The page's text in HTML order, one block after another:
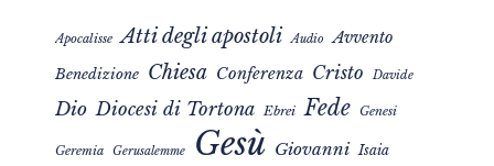
Apocalisse Atti degli apostoli Audio Avvento
Benedizione Chiesa Conferenza Cristo Davide
Dio Diocesi di Tortona Ebrei Fede Genesi
Geremia Gerusalemme Gesù Giovanni Isaia